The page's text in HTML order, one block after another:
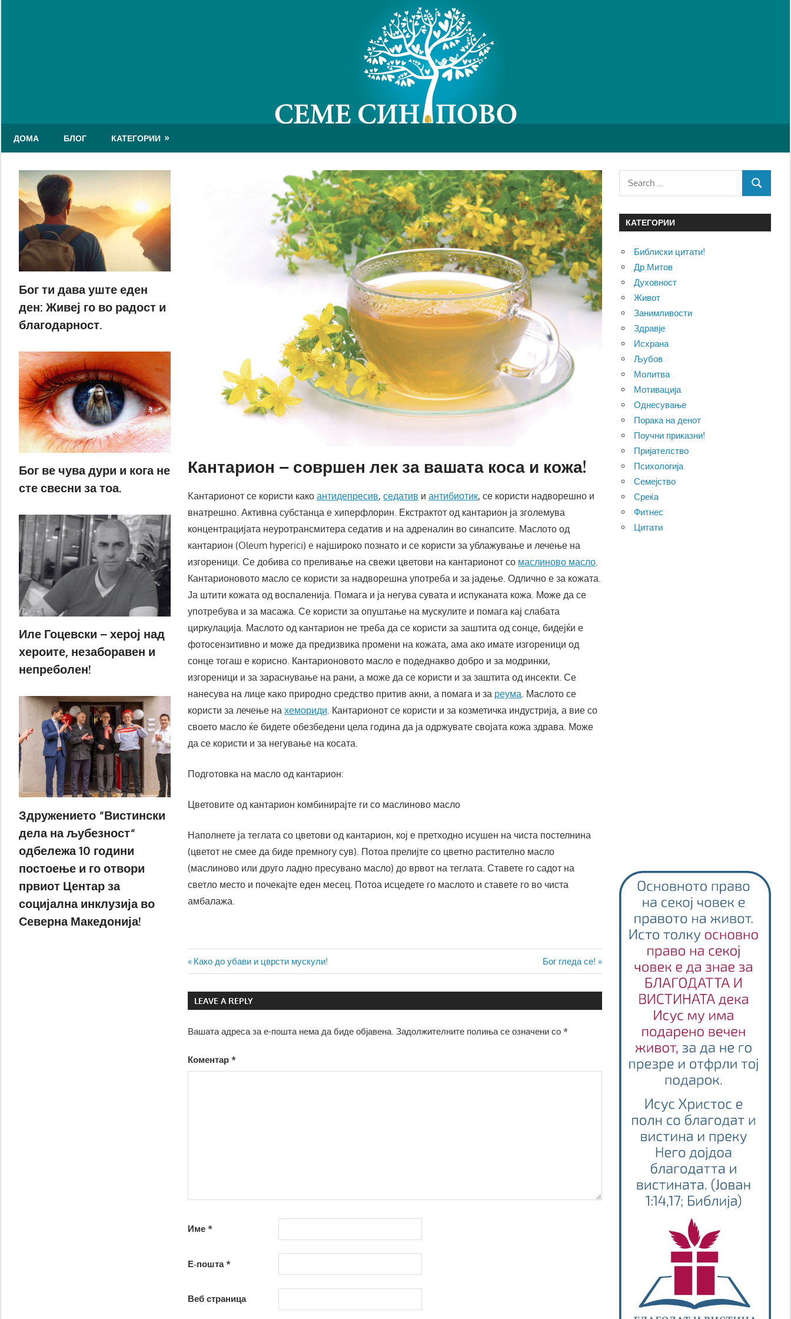
ДОМА БЛОГ КАТЕГОРИИ
Кантарион – совршен лек за вашата коса и кожа!
Kантарионот се користи какоантидепресив,седатив иантибиотик, се користи надворешно и
внатрешно. Активна субстанца е хиперфлорин. Екстрактот од кантарион ја зголемува
концентрацијата неуротрансмитера седатив и на адреналин во синапсите. Маслото од
кантарион (Oleum hyperici) e најшироко познато и се користи за ублажување и лечење на
изгореници. Се добива со преливање на свежи цветови на кантарионот со маслиново масло.
Кантарионовото масло се користи за надворешна употреба и за јадење. Одлично е за кожата.
Ја штити кожата од воспаленија. Помага и ја негува сувата и испуканата кожа. Може да се
употребува и за масажа. Се користи за опуштање на мускулите и помага кај слабата
циркулација. Маслото од кантарион не треба да се користи за заштита од сонце, бидејќи е
фотосензитивно и може да предизвика промени на кожата, ама ако имате изгореници од
сонце тогаш е корисно. Кантарионовото масло е подеднакво добро и за модринки,
изгореници и за зараснување на рани, а може да се користи и за заштита од инсекти. Се
нанесува на лице како природно средство притив акни, а помага и за реума. Маслото се
користи за лечење нахемориди. Кантарионот се користи и за козметичка индустрија, а вие со
своето масло ќе бидете обезбедени цела година да ја одржувате својата кожа здрава. Може
да се користи и за негување на косата.
Подготовка на масло од кантарион:
Цветовите од кантарион комбинирајте ги со маслиново масло
Наполнете ја теглата со цветови од кантарион, кој е претходно исушен на чиста постелнина
(цветот не смее да биде премногу сув). Потоа прелијте со цветно растително масло
(маслиново или друго ладно пресувано масло) до врвот на теглата. Ставете го садот на
светло место и почекајте еден месец. Потоа исцедете го маслото и ставете го во чиста
амбалажа.
Навигација
на
напис
Previous
Post:
Како до убави и цврсти мускули!
Next
Post:
Бог гледа се!
LEAVE A REPLY
Вашата адреса за е-пошта нема да биде објавена. Задолжителните полиња се означени со*
Коментар*
Име*
Е-пошта*
Веб страница
Бог ти дава уште еден
ден: Живеј го во радост и
благодарност.
Бог ве чува дури и кога не
сте свесни за тоа.
Иле Гоцевски – херој над
хероите, незаборавен и
непреболен!
Здружението “Вистински
дела на љубезност“
одбележа 10 години
постоење и го отвори
првиот Центар за
социјална инклузија во
Северна Македонија!
Search
SEARCH
КАТЕГОРИИ
Библиски цитати!
Др.Митов
Духовност
Живот
Занимливости
Здравје
Исхрана
Љубов
Молитва
Мотивација
Однесување
Порака на денот
Поучни приказни!
Пријателство
Психологија
Семејство
Среќа
Фитнес
Цитати